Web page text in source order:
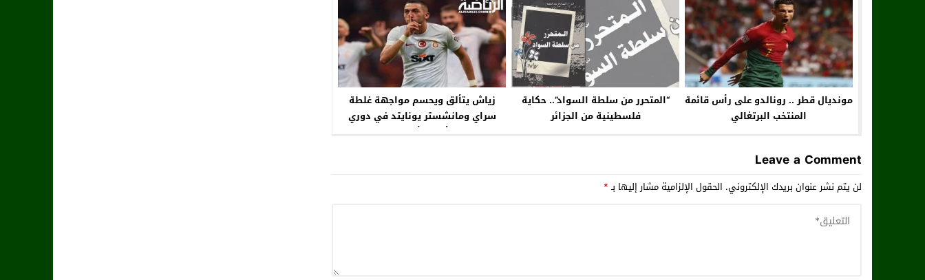
مونديال قطر .. رونالدو على رأس قائمة
المنتخب البرتغالي
“المتحرر من سلطة السواد”.. حكاية
فلسطينية من الجزائر
زياش يتألق ويحسم مواجهة غلطة
سراي ومانشستر يونايتد في دوري
أبطال أوروبا
Leave a Comment
لن يتم نشر عنوان بريدك الإلكتروني. الحقول الإلزامية مشار إليها بـ*